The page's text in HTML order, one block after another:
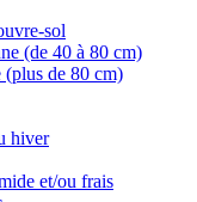
sol
(de 40 à 80 cm)
(plus de 80 cm)
hiver
et/ou frais